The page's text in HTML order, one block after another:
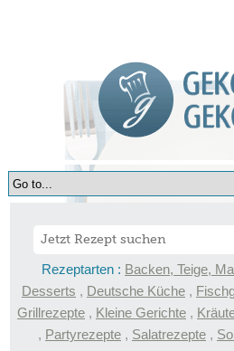
Rezeptarten : Backen, Teige,
Desserts , Deutsche Küche ,
Grillrezepte , Kleine Gerichte ,
, Partyrezepte , Salatrezepte ,